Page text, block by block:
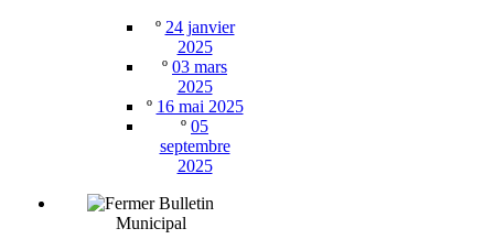
º 24 janvier
2025
º 03 mars
2025
º 16 mai 2025
º 05
septembre
2025
Bulletin
Municipal